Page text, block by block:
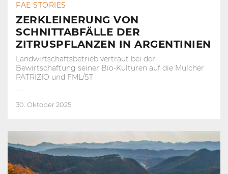
FAE STORIES
ZERKLEINERUNG VON
SCHNITTABFÄLLE DER
ZITRUSPFLANZEN IN ARGENTINIEN
Landwirtschaftsbetrieb vertraut bei der
Bewirtschaftung seiner Bio-Kulturen auf die Mulcher
PATRIZIO und FML/ST
30. Oktober 2025